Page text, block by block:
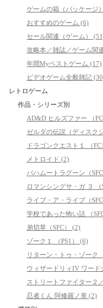
ゲームの箱（パッケージ
おすすめのゲーム (6)
セール関連（ゲーム）
攻略本／雑誌／ゲーム関
年間Myベストゲーム (17)
ビデオゲーム全般雑記
レトロゲーム
作品・シリーズ別
AD&D ヒルズファー （
ゼルダの伝説（ディスク
ドラゴンクエスト１ （FC
メトロイド (2)
バハムートラグーン（
ロマンシングサ・ガ ３ （
ライブ・ア・ライブ（
学校であった怖い話 （
弟切草（SFC） (2)
ゾーク１ （PS1） (6)
リターン・トゥ・ゾーク
ウィザードリィIV ワード
ストリートファイター２
忍者くん 阿修羅ノ章 (2)